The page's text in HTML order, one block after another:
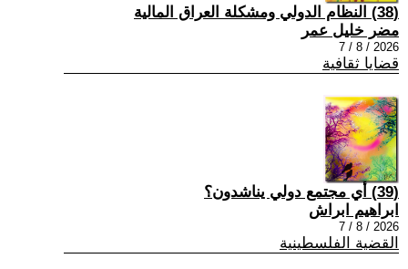
(38) النظام الدولي ومشكلة العراق المالية
مضر خليل عمر
2026 / 8 / 7
قضايا ثقافية
(39) أي مجتمع دولي يناشدون؟
ابراهيم ابراش
2026 / 8 / 7
القضية الفلسطينية